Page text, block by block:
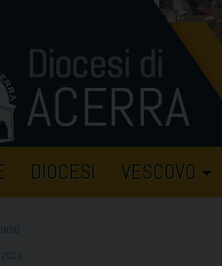
DIOCESI VESCOVO
2021